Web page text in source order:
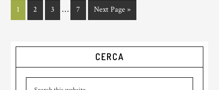
Page
1 Page
2 Page
3
Interim
pages
… Page
7
Go
to
Next Page »
Primary
Sidebar
CERCA